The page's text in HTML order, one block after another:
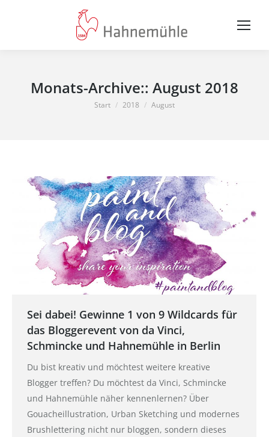
Monats-Archive:: August 2018
Sie befinden sich hier:
Start 2018 August
Sei dabei! Gewinne 1 von 9 Wildcards für
das Bloggerevent von da Vinci,
Schmincke und Hahnemühle in Berlin
Du bist kreativ und möchtest weitere kreative
Blogger treffen? Du möchtest da Vinci, Schmincke
und Hahnemühle näher kennenlernen? Über
Gouacheillustration, Urban Sketching und modernes
Brushlettering nicht nur bloggen, sondern dieses